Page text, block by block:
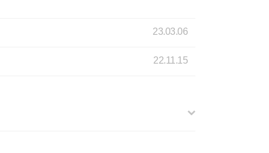
23.03.06
22.11.15